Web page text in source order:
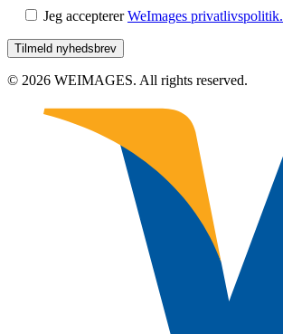
Jeg acceptererWeImages privatlivspolitik.
© 2026 WEIMAGES. All rights reserved.